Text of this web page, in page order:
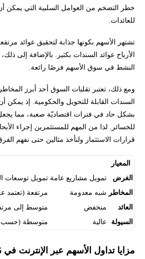
خطر التضخم من العوامل السلبية التي يمكن
للعائدات.
تشتهر الأسهم بكونها جذابة لتحقيق عوائد
الأرباح عوائد السندات بكثير. بالإضافة إلى
النشط في سوق الأسهم فرصًا رائعة.
ومع ذلك، تعتبر تقلبات السوق أحد أبرز
السندات القابلة للتحويل والحكومية. إذ يمكن
بشكل حاد في فترات اقتصاديّة صعبة، مما
للخسائر. لذا من المهم للمستثمرين إجراء
قرارات الاستثمار ولنأخذ مثالين حتى نفهم
المعيار
الغرض
تمويل مشاريع عامة تمويل توسعات
المخاطر شبه معدومة
مرتفعة (تعتمد
العائد
منخفض
متوسط إلى
السيولة
عالية متوسطة (حسب
مزايا تداول الأسهم عبر الإنترنت في 2026